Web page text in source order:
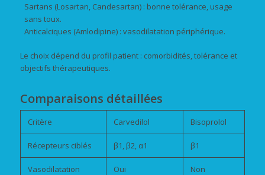
Sartans (Losartan, Candesartan) : bonne tolérance, usage
sans toux.
Anticalciques (Amlodipine) : vasodilatation périphérique.
Le choix dépend du profil patient : comorbidités, tolérance et
objectifs thérapeutiques.
Comparaisons détaillées
Critère Carvedilol Bisoprolol
Récepteurs ciblés β1, β2, α1 β1
Vasodilatation Oui Non